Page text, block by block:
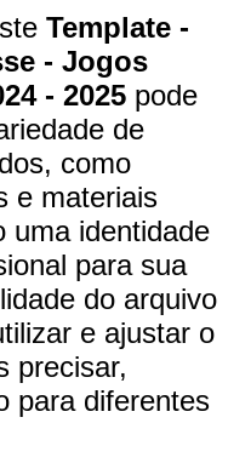
Template -
- Jogos
- 2025 pode
de
como
e materiais
uma identidade
para sua
do arquivo
e ajustar o
precisar,
para diferentes